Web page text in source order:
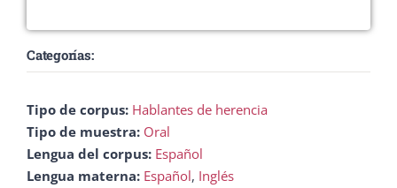
Categorías:
Tipo de corpus: Hablantes de herencia
Tipo de muestra: Oral
Lengua del corpus: Español
Lengua materna: Español, Inglés